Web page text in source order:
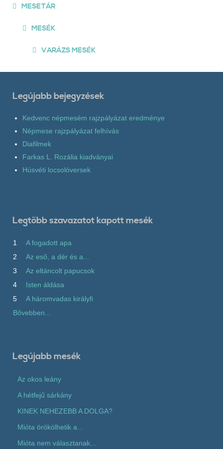
MESETÁR
MESÉK
VARÁZS MESÉK
Legújabb bejegyzések
Kedvenc népmesém rajzpályázat eredménye
Népmese rajzpályázat felhívás
Diafilmek
Farkas L. Rozália kiadványai
Húsvéti locsolóversek
Legtöbb szavazatot kapott mesék
1
A fogadott apa
2
Az eső, a dér és a...
3
Az eltáncolt papucsok
4
Isten áldása
5
A háromvadas királyfi
Bővebben...
Legújabb mesék
Az okos leány
A hétfejű sárkány
KINEK NEHEZEBB A DOLGA?
Mióta örökölhetik a...
Mióta nem választanak...